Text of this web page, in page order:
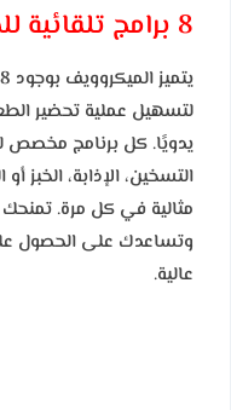
8 برامج تلقائية للطهي
لتسهيل عملية تحضير
يدويًا. كل برنامج مخصص
التسخين، الإذابة، الخبز
مثالية في كل مرة. تمنحك
وتساعدك على الحصول
عالية.